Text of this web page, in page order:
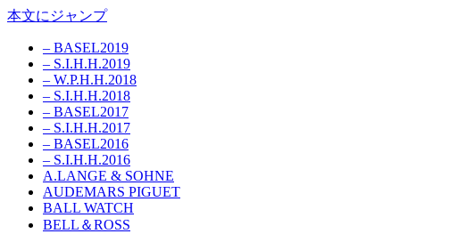
本文にジャンプ
– BASEL2019
– S.I.H.H.2019
– W.P.H.H.2018
– S.I.H.H.2018
– BASEL2017
– S.I.H.H.2017
– BASEL2016
– S.I.H.H.2016
A.LANGE & SOHNE
AUDEMARS PIGUET
BALL WATCH
BELL＆ROSS